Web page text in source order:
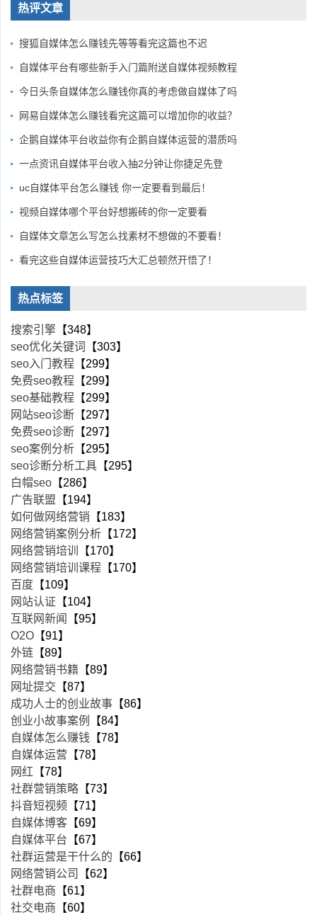
热评文章
搜狐自媒体怎么赚钱先等等看完这篇也不迟
自媒体平台有哪些新手入门篇附送自媒体视频教程
今日头条自媒体怎么赚钱你真的考虑做自媒体了吗
网易自媒体怎么赚钱看完这篇可以增加你的收益？
企鹅自媒体平台收益你有企鹅自媒体运营的潜质吗
一点资讯自媒体平台收入抽2分钟让你捷足先登
uc自媒体平台怎么赚钱 你一定要看到最后！
视频自媒体哪个平台好想搬砖的你一定要看
自媒体文章怎么写怎么找素材不想做的不要看！
看完这些自媒体运营技巧大汇总顿然开悟了！
热点标签
搜索引擎 【348】
seo优化关键词
【303】
seo入门教程 【299】
免费seo教程 【299】
seo基础教程 【299】
网站seo诊断 【297】
免费seo诊断 【297】
seo案例分析 【295】
seo诊断分析工具 【295】
白帽seo 【286】
广告联盟 【194】
如何做网络营销 【183】
网络营销案例分析 【172】
网络营销培训
【170】
网络营销培训课程 【170】
百度 【109】
网站认证 【104】
互联网新闻
【95】
O2O 【91】
外链 【89】
网络营销书籍 【89】
网址提交 【87】
成功人士的创业故事 【86】
创业小故事案例
【84】
自媒体怎么赚钱 【78】
自媒体运营 【78】
网红 【78】
社群营销策略 【73】
抖音短视频 【71】
自媒体博客 【69】
自媒体平台 【67】
社群运营是干什么的 【66】
网络营销公司
【62】
社群电商 【61】
社交电商 【60】